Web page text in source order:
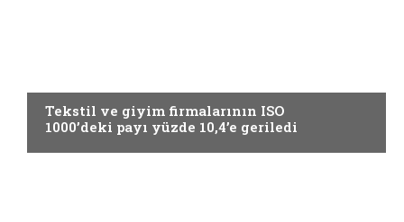
Tekstil ve giyim firmalarının ISO
1000’deki payı yüzde 10,4’e geriledi